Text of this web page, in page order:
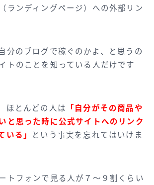
ランディングページ）への外部リン
分のブログで稼ぐのかよ、と思うの
トのことを知っている人だけです
ほとんどの人は
「自分がその商品や
と思った時に公式サイトへのリンク
いる」
という事実を忘れてはいけま
トフォンで見る人が７～９割くらい